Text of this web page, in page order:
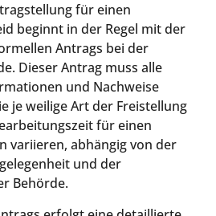
für einen
beginnt in der Regel mit der
Antrags bei der
Dieser Antrag muss alle
und Nachweise
je weilige Art der Freistellung
für einen
variieren, abhängig von der
und der
Behörde.